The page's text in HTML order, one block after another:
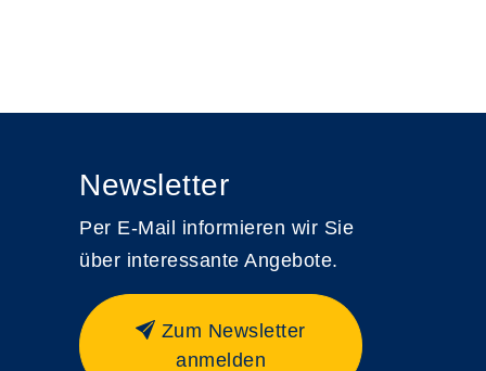
Newsletter
Per E-Mail informieren wir Sie
über interessante Angebote.
Zum Newsletter
anmelden